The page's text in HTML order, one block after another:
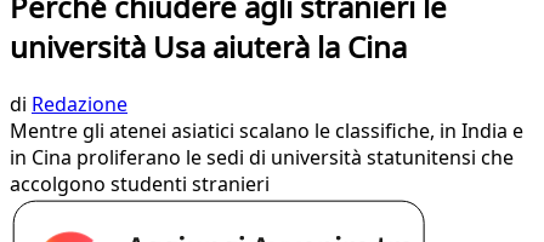
università Usa aiuterà la Cina
di Redazione
Mentre gli atenei asiatici scalano le classifiche, in India e
in Cina proliferano le sedi di università statunitensi che
accolgono studenti stranieri